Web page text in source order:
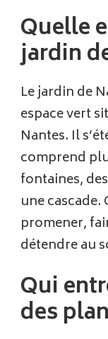
Quelle
jardin
Le jardin de
espace vert
Nantes. Il
comprend
fontaines,
une
promener,
détendre au
Qui
des